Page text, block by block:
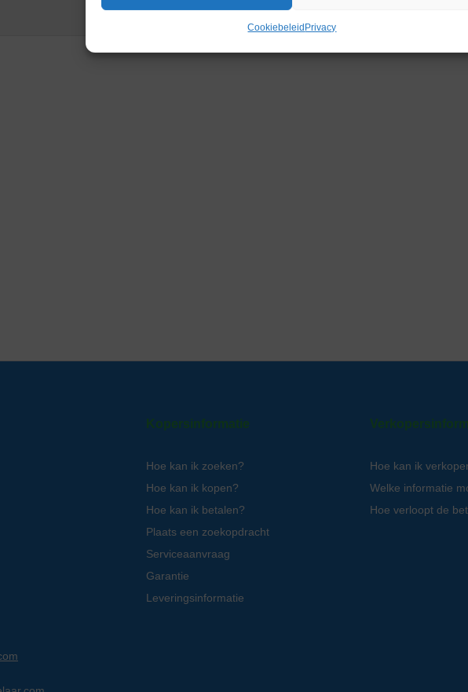
CookiebeleidPrivacy
Gerelateerde producten
Kopersinformatie
Hoe kan ik zoeken?
Hoe kan ik kopen?
Hoe kan ik betalen?
Plaats een zoekopdracht
Serviceaanvraag
Garantie
Leveringsinformatie
Hoe kan ik
Welke informatie
Hoe verloopt de